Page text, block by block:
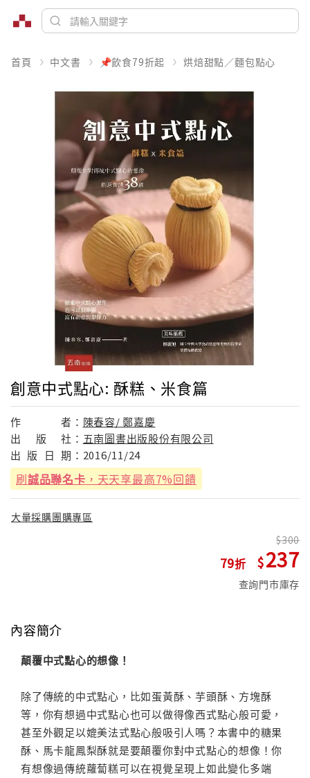
首頁 中文書 📌飲食79折起 烘焙甜點／麵包點心
創意中式點心: 酥糕、米食篇
作 者： 陳春容/ 鄭嘉慶
出
版 社： 五南圖書出版股份有限公司
出 版 日 期： 2016/11/24
刷誠品聯名卡 ，天天享最高7%回饋
大量採購團購專區
79
300
237
查詢門市庫存
內容簡介
顛覆中式點心的想像！
除了傳統的中式點心，比如蛋黃酥、芋頭酥、方塊酥
等，你有想過中式點心也可以做得像西式點心般可愛，
甚至外觀足以媲美法式點心般吸引人嗎？本書中的糖果
酥、馬卡龍鳳梨酥就是要顛覆你對中式點心的想像！你
有想像過傳統蘿蔔糕可以在視覺呈現上如此變化多端